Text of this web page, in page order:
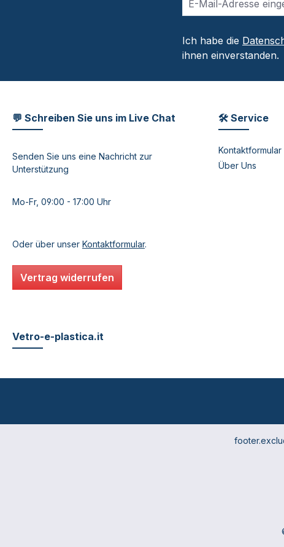
Ich habe die
ihnen einverstanden.
💬 Schreiben Sie uns im Live Chat
Senden Sie uns eine Nachricht zur
Unterstützung
Mo-Fr, 09:00 - 17:00 Uhr
Oder über unser Kontaktformular.
Vertrag widerrufen
🛠 Service
Kontaktformular
Über Uns
Vetro-e-plastica.it